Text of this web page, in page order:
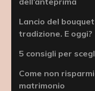
Lancio del
tradizione. E oggi?
5 consigli per
Come non
matrimonio